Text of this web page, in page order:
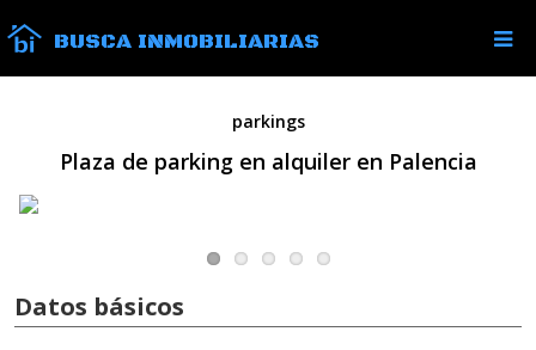
BUSCA INMOBILIARIAS
parkings
Plaza de parking en alquiler en Palencia
Datos básicos